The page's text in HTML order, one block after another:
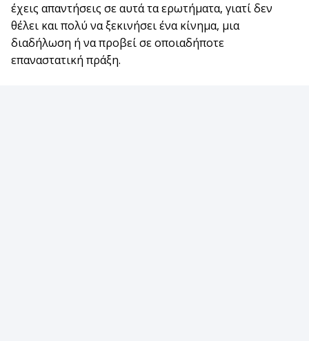
έχεις απαντήσεις σε αυτά τα ερωτήματα, γιατί δεν
θέλει και πολύ να ξεκινήσει ένα κίνημα, μια
διαδήλωση ή να προβεί σε οποιαδήποτε
επαναστατική πράξη.